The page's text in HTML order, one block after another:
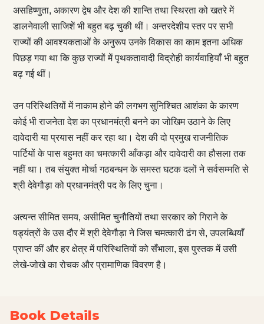
असहिष्णुता, अकारण द्वेष और देश की शान्ति तथा स्थिरता को खतरे में
डालनेवाली साजिशें भी बहुत बढ़ चुकी थीं। अन्तरदेशीय स्तर पर सभी
राज्यों की आवश्यकताओं के अनुरूप उनके विकास का काम इतना अधिक
पिछड़ गया था कि कुछ राज्यों में पृथकतावादी विद्रोही कार्यवाहियाँ भी बहुत
बढ़ गई थीं।
उन परिस्थितियों में नाकाम होने की लगभग सुनिश्चित आशंका के कारण
कोई भी राजनेता देश का प्रधानमंत्री बनने का जोखिम उठाने के लिए
दावेदारी या प्रयास नहीं कर रहा था। देश की दो प्रमुख राजनीतिक
पार्टियों के पास बहुमत का चमत्कारी आँकड़ा और दावेदारी का हौसला तक
नहीं था। तब संयुक्त मोर्चा गठबन्धन के समस्त घटक दलों ने सर्वसम्मति से
श्री देवेगौड़ा को प्रधानमंत्री पद के लिए चुना।
अत्यन्त सीमित समय, असीमित चुनौतियों तथा सरकार को गिराने के
षड्यंत्रों के उस दौर में श्री देवेगौड़ा ने जिस चमत्कारी ढंग से, उपलब्धियाँ
प्राप्त कीं और हर क्षेत्र में परिस्थितियों को सँभाला, इस पुस्तक में उसी
लेखे-जोखे का रोचक और प्रामाणिक विवरण है।
Book Details